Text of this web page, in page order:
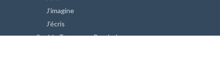
J’imagine
J’écris
Sophie Tournesac Psychologue